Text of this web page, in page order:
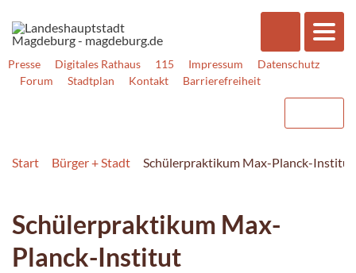
Presse Digitales Rathaus 115 Impressum
Datenschutz
Forum
Stadtplan Kontakt Barrierefreiheit
Start Bürger + Stadt Schülerpraktikum Max-Planck-Institut
Schülerpraktikum Max-
Planck-Institut